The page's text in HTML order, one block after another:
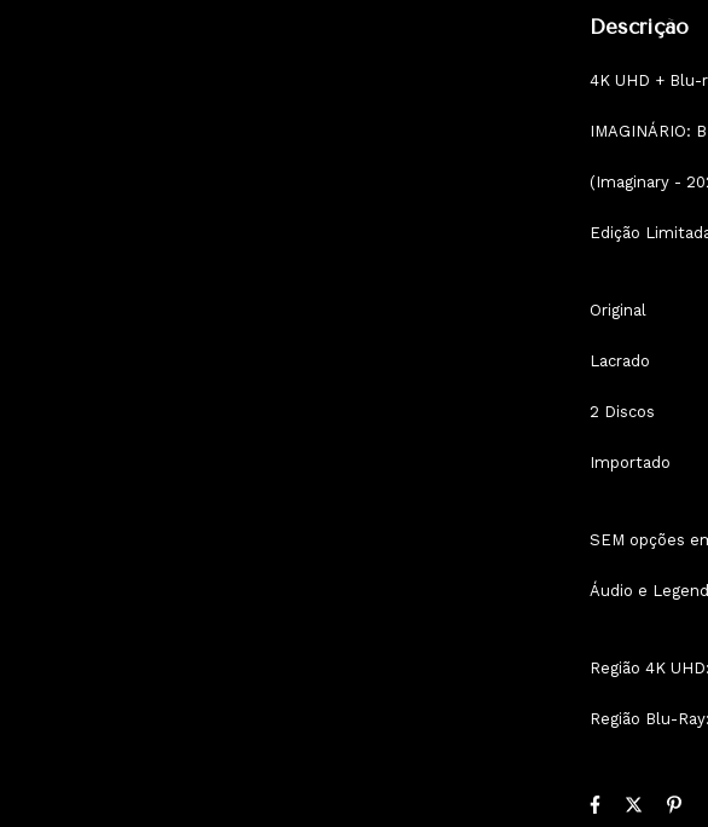
Descrição
4K UHD +
IMAGINÁRIO:
(Imaginary -
Edição
Original
Lacrado
2 Discos
Importado
SEM opções
Áudio e
Região 4K
Região Blu-